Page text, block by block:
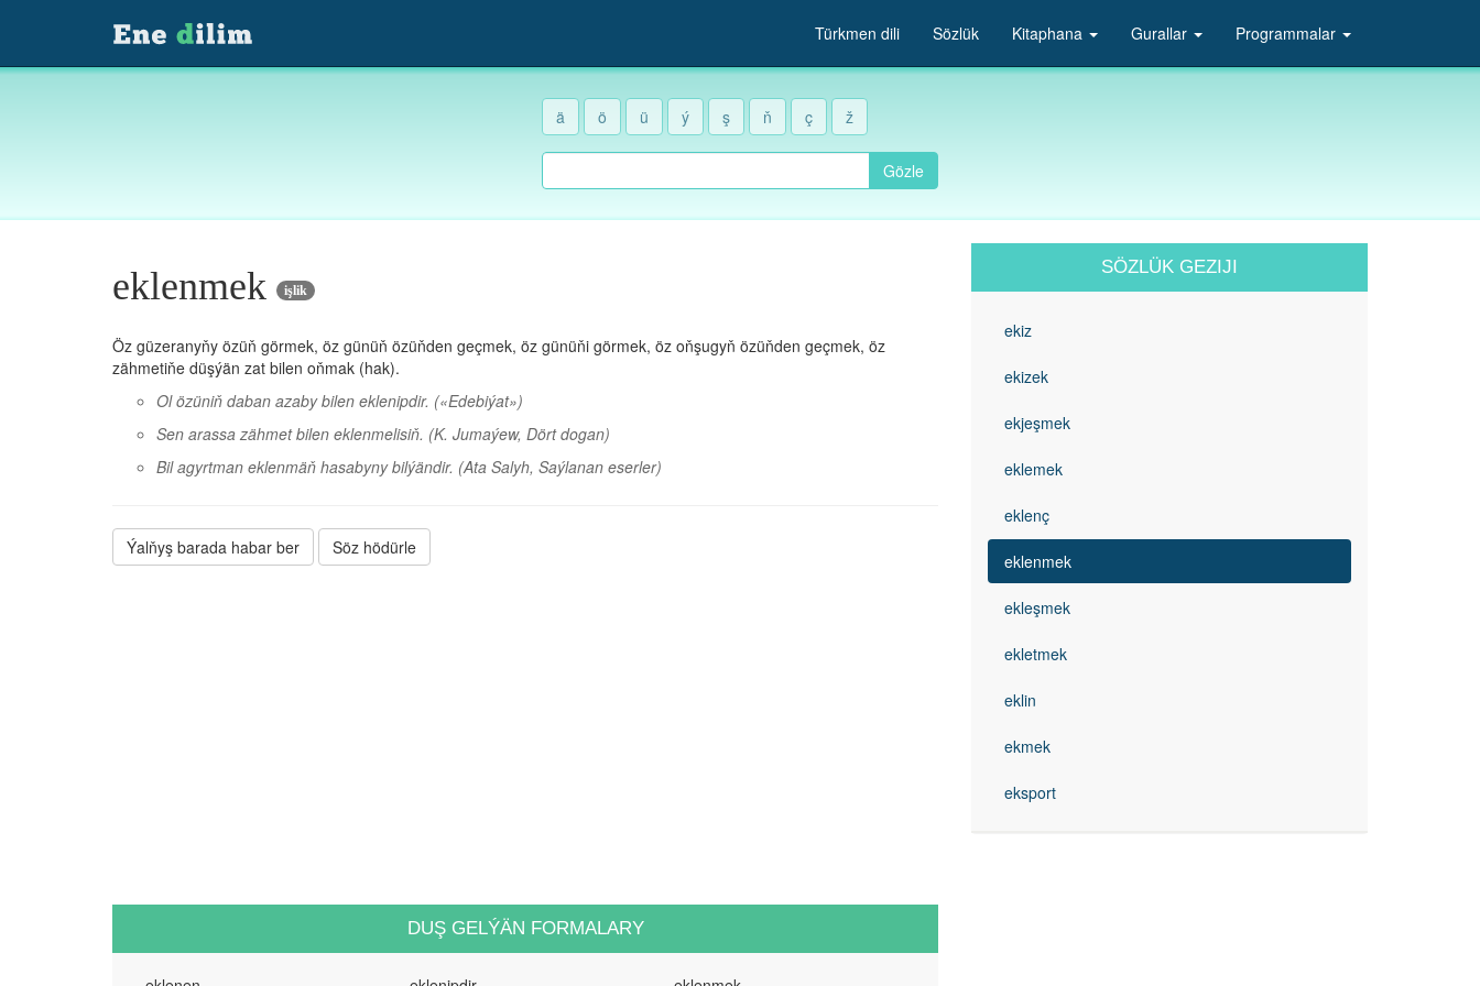
Türkmen dili Sözlük Kitaphana Gurallar Programmalar
ä ö ü ý ş ň ç ž
Gözle
eklenmek işlik
Öz güzeranyňy özüň görmek, öz günüň özüňden geçmek, öz günüňi görmek, öz oňşugyň özüňden geçmek, öz
zähmetiňe düşýän zat bilen oňmak (hak).
Ol özüniň daban azaby bilen eklenipdir. («Edebiýat»)
Sen arassa zähmet bilen eklenmelisiň. (K. Jumaýew, Dört dogan)
Bil agyrtman eklenmäň hasabyny bilýändir. (Ata Salyh, Saýlanan eserler)
Ýalňyş barada habar ber Söz hödürle
DUŞ GELÝÄN FORMALARY
SÖZLÜK GEZIJI
ekiz
ekizek
ekjeşmek
eklemek
eklenç
eklenmek
ekleşmek
ekletmek
eklin
ekmek
eksport